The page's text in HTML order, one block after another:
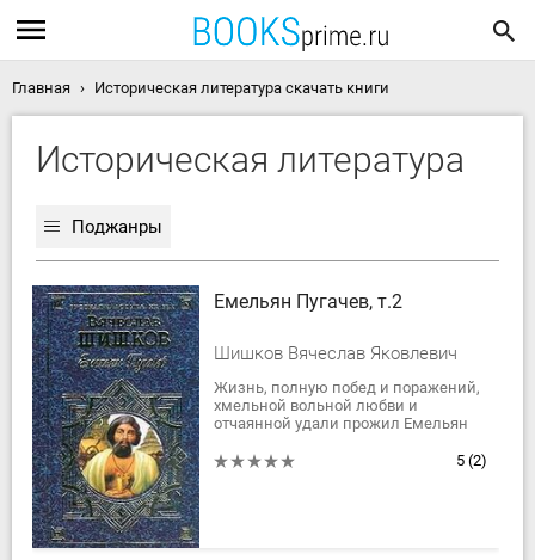
Главная Историческая литература скачать книги
Историческая литература
Поджанры
Емельян Пугачев, т.2
Шишков Вячеслав Яковлевич
Жизнь, полную побед и поражений,
хмельной вольной любви и
отчаянной удали прожил Емельян
взлетел над его головой. Россия
5 (2)